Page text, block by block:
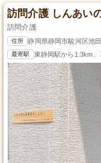
訪問介護 しんあい
訪問介護
住所 静岡県静岡市駿河区池
最寄駅 東静岡駅から1.3km